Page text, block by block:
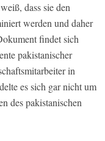
dass sie den
werden und daher
findet sich
pakistanischer
in
es sich gar nicht um
des pakistanischen